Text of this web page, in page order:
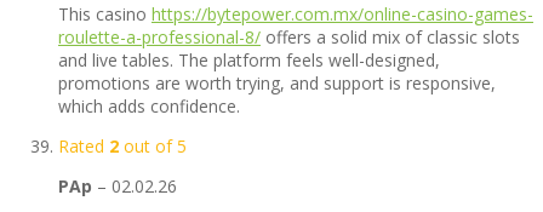
This casino https://bytepower.com.mx/online-casino-games-
roulette-a-professional-8/ offers a solid mix of classic slots
and live tables. The platform feels well-designed,
promotions are worth trying, and support is responsive,
which adds confidence.
Rated 2 out of 5
PAp – 02.02.26